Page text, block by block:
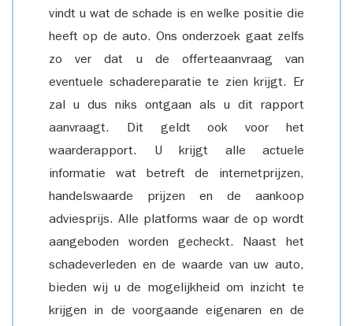
vindt u wat de schade is en welke positie die
heeft op de auto. Ons onderzoek gaat zelfs
zo ver dat u de offerteaanvraag van
eventuele schadereparatie te zien krijgt. Er
zal u dus niks ontgaan als u dit rapport
aanvraagt. Dit geldt ook voor het
waarderapport. U krijgt alle actuele
informatie wat betreft de internetprijzen,
handelswaarde prijzen en de aankoop
adviesprijs. Alle platforms waar de op wordt
aangeboden worden gecheckt. Naast het
schadeverleden en de waarde van uw auto,
bieden wij u de mogelijkheid om inzicht te
krijgen in de voorgaande eigenaren en de